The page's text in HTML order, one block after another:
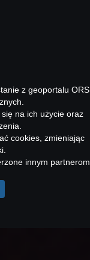
z geoportalu
na ich użycie oraz
cookies, zmieniając
innym